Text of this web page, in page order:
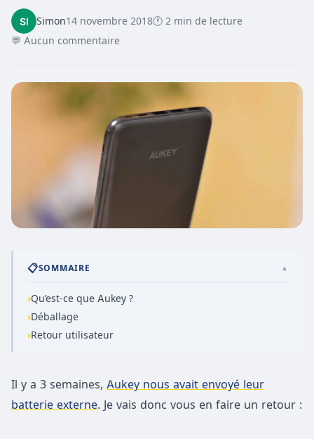
Simon14 novembre 2018🕐 2 min de lecture
💬 Aucun commentaire
📋SOMMAIRE ▲
›Qu’est-ce que Aukey ?
›​​Déballage
›Retour utilisateur
Il y a 3 semaines, Aukey nous avait envoyé leur
batterie externe. Je vais donc vous en faire un retour :